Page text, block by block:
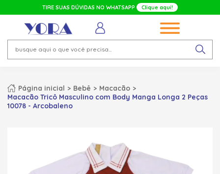
TIRE SUAS DÚVIDAS NO WHATSAPP Clique aqui!
Página inicial Bebê
Macacão
Macacão Tricô Masculino com Body Manga Longa 2 Peças
10078 - Arcobaleno